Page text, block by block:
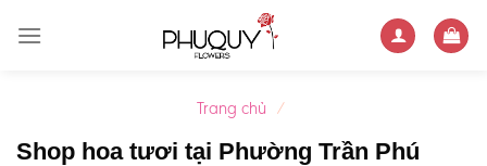
Trang chủ /
Shop hoa tươi tại Phường Trần Phú